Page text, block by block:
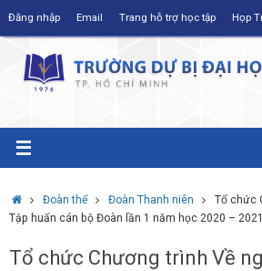
Đăng nhập Email Trang hỗ trợ học tập Họp
HomeĐoàn thể Đoàn Thanh niên
Tổ chức
Tập huấn cán bộ Đoàn lần 1 năm học 2020 – 2021
Tổ chức Chương trình Về